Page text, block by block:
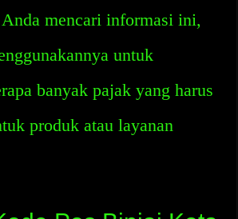
mencari informasi ini,
untuk
banyak pajak yang harus
produk atau layanan